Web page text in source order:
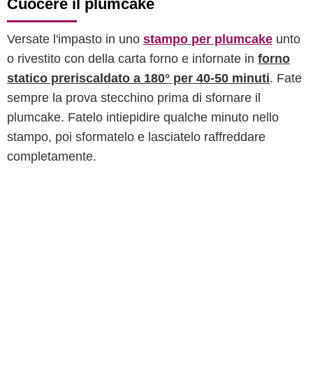
Cuocere il plumcake
Versate l'impasto in uno stampo per plumcake unto
o rivestito con della carta forno e infornate in forno
statico preriscaldato a 180° per 40-50 minuti. Fate
sempre la prova stecchino prima di sfornare il
plumcake. Fatelo intiepidire qualche minuto nello
stampo, poi sformatelo e lasciatelo raffreddare
completamente.